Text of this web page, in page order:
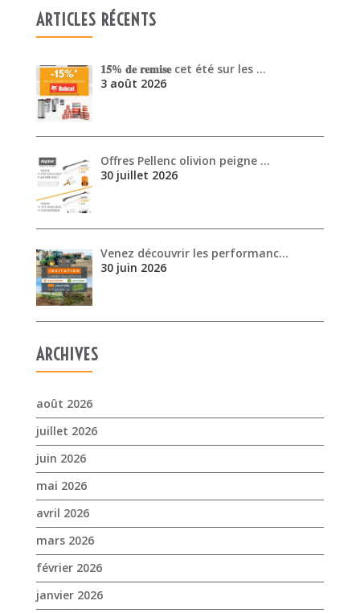
ARTICLES RÉCENTS
𝟏𝟓% 𝐝𝐞 𝐫𝐞𝐦𝐢𝐬𝐞 cet été sur les …
3 août 2026
Offres Pellenc olivion peigne …
30 juillet 2026
Venez découvrir les performanc…
30 juin 2026
ARCHIVES
août 2026
juillet 2026
juin 2026
mai 2026
avril 2026
mars 2026
février 2026
janvier 2026